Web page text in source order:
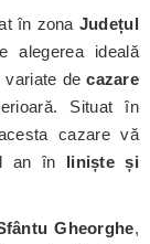
în zona Județul
alegerea ideală
variate decazare
Situat în
cazare vă
an în liniște și
Gheorghe,